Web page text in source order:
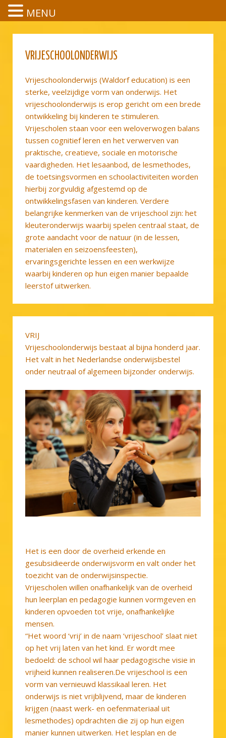
ONDERWIJS
VRIJESCHOOLONDERWIJS
Vrijeschoolonderwijs (Waldorf education) is een
sterke, veelzijdige vorm van onderwijs. Het
vrijeschoolonderwijs is erop gericht om een brede
ontwikkeling bij kinderen te stimuleren.
Vrijescholen staan voor een weloverwogen balans
tussen cognitief leren en het verwerven van
praktische, creatieve, sociale en motorische
vaardigheden. Het lesaanbod, de lesmethodes,
de toetsingsvormen en schoolactiviteiten worden
hierbij zorgvuldig afgestemd op de
ontwikkelingsfasen van kinderen. Verdere
belangrijke kenmerken van de vrijeschool zijn: het
kleuteronderwijs waarbij spelen centraal staat, de
grote aandacht voor de natuur (in de lessen,
materialen en seizoensfeesten),
ervaringsgerichte lessen en een werkwijze
waarbij kinderen op hun eigen manier bepaalde
leerstof uitwerken.
VRIJ
Vrijeschoolonderwijs bestaat al bijna honderd jaar.
Het valt in het Nederlandse onderwijsbestel
onder neutraal of algemeen bijzonder onderwijs.
Het is een door de overheid erkende en
gesubsidieerde onderwijsvorm en valt onder het
toezicht van de onderwijsinspectie.
Vrijescholen willen onafhankelijk van de overheid
hun leerplan en pedagogie kunnen vormgeven en
kinderen opvoeden tot vrije, onafhankelijke
mensen.
“Het woord ‘vrij’ in de naam ‘vrijeschool’ slaat niet
op het vrij laten van het kind. Er wordt mee
bedoeld: de school wil haar pedagogische visie in
vrijheid kunnen realiseren.De vrijeschool is een
vorm van vernieuwd klassikaal leren. Het
onderwijs is niet vrijblijvend, maar de kinderen
krijgen (naast werk- en oefenmateriaal uit
lesmethodes) opdrachten die zij op hun eigen
manier kunnen uitwerken. Het lesplan en de
MENU